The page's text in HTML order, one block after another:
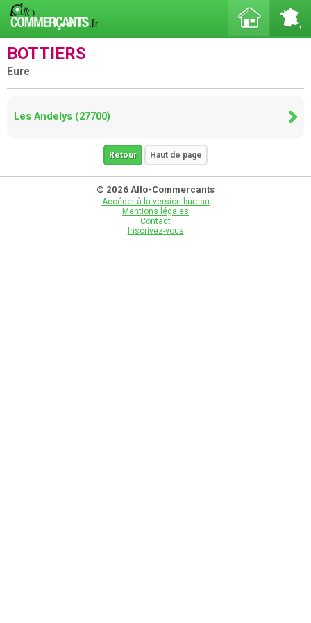
BOTTIERS
Eure
Les Andelys (27700)
Retour Haut de page
© 2026 Allo-Commercants
Accéder à la version bureau
Mentions légales
Contact
Inscrivez-vous